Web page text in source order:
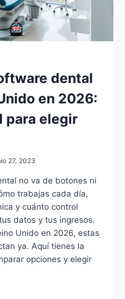
dental
en 2026:
para elegir
27, 2023
no va de botones ni
trabajas cada día,
y cuánto control
datos y tus ingresos.
Unido en 2026, estas
ya. Aquí tienes la
opciones y elegir